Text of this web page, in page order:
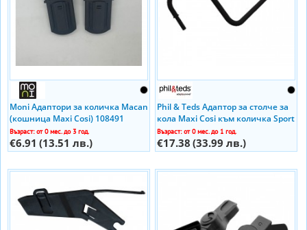
Moni Адаптори за количка Macan
(кошница Maxi Cosi) 108491
Възраст: от 0 мес. до 3 год.
€6.91 (13.51 лв.)
Phil & Teds Адаптор за столче за
кола Maxi Cosi към количка Sport
и Dash
Възраст: от 0 мес. до 1 год.
€17.38 (33.99 лв.)